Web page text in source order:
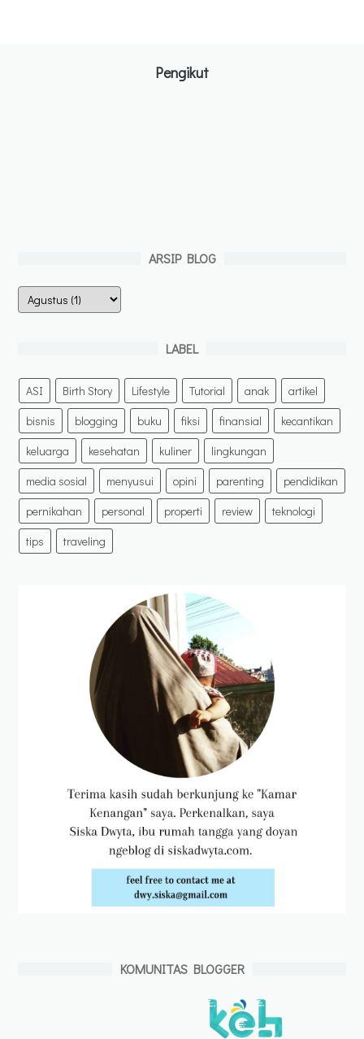
Pengikut
ARSIP BLOG
LABEL
ASI Birth Story Lifestyle Tutorial anak
artikel
bisnis
blogging buku fiksi finansial
kecantikan
keluarga
kesehatan kuliner
lingkungan
media sosial
menyusui opini parenting
pendidikan
pernikahan
personal properti review
teknologi
tips
traveling
KOMUNITAS BLOGGER